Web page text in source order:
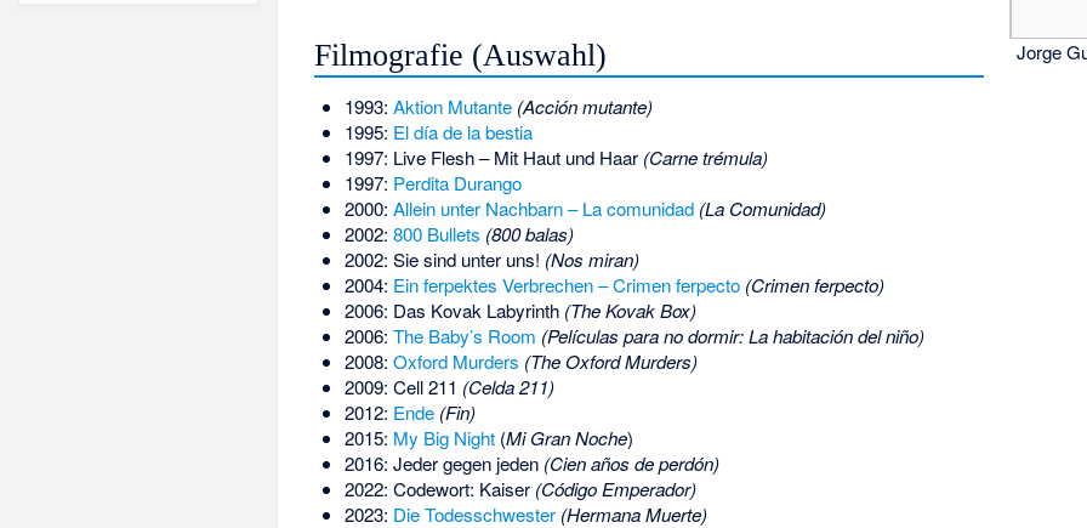
Jorge
Filmografie (Auswahl)
1993: Aktion Mutante (Acción mutante)
1995: El día de la bestia
1997: Live Flesh – Mit Haut und Haar (Carne trémula)
1997: Perdita Durango
2000: Allein unter Nachbarn – La comunidad (La Comunidad)
2002: 800 Bullets (800 balas)
2002: Sie sind unter uns! (Nos miran)
2004: Ein ferpektes Verbrechen – Crimen ferpecto (Crimen ferpecto)
2006: Das Kovak Labyrinth (The Kovak Box)
2006: The Baby’s Room (Películas para no dormir: La habitación del niño)
2008: Oxford Murders (The Oxford Murders)
2009: Cell 211 (Celda 211)
2012: Ende (Fin)
2015: My Big Night(Mi Gran Noche)
2016: Jeder gegen jeden (Cien años de perdón)
2022: Codewort: Kaiser (Código Emperador)
2023: Die Todesschwester (Hermana Muerte)